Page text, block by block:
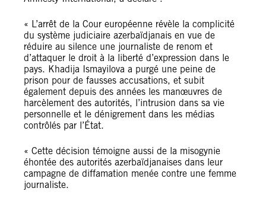
« L’arrêt de la Cour européenne révèle la complicité
du système judiciaire azerbaïdjanais en vue de
réduire au silence une journaliste de renom et
d’attaquer le droit à la liberté d’expression dans le
pays. Khadija Ismayilova a purgé une peine de
prison pour de fausses accusations, et subit
également depuis des années les manœuvres de
harcèlement des autorités, l’intrusion dans sa vie
personnelle et le dénigrement dans les médias
contrôlés par l’État.
« Cette décision témoigne aussi de la misogynie
éhontée des autorités azerbaïdjanaises dans leur
campagne de diffamation menée contre une femme
journaliste.